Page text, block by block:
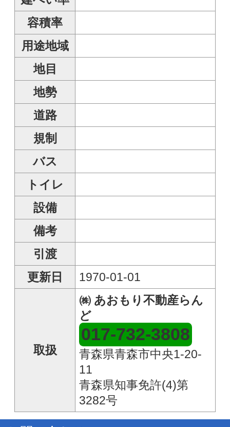
更新日 1970-01-01
取扱
㈱ あおもり不動産らん
ど
017-732-3808
11
青森県知事免許(4)第
3282号
お問い合わせ
●お名前
●お問い合わせ内容
最新の空室情報を知りたい
実際に見学したい
入居について相談したい
●電話番号
●その他連絡事項等